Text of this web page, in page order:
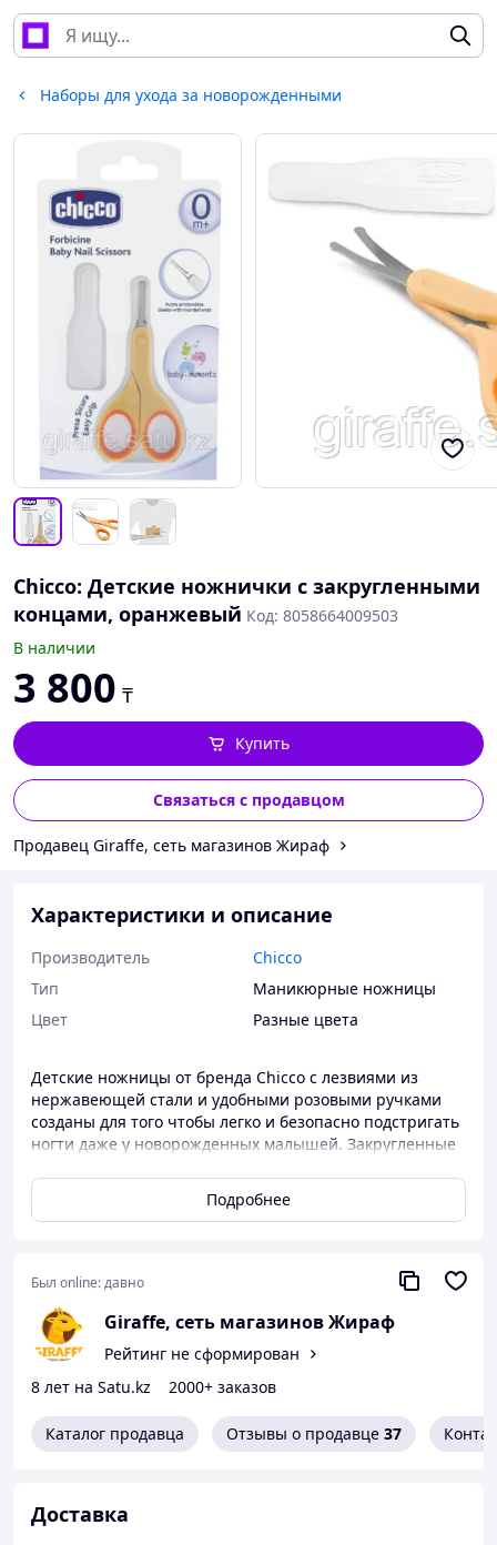
Наборы для ухода за новорожденными
Chicco: Детские ножнички с закругленными
концами, оранжевый Код: 8058664009503
В наличии
3 800 ₸
Купить
Связаться с продавцом
Продавец Giraffe, сеть магазинов Жираф
Характеристики и описание
Производитель
Chicco
Тип
Маникюрные ножницы
Цвет
Разные цвета
Детские ножницы от бренда Chicco с лезвиями из
нержавеющей стали и удобными розовыми ручками
созданы для того чтобы легко и безопасно подстригать
ногти даже у новорожденных малышей. Закругленные
будет вертеться во время использования ножниц.
Удобный чехол для хранения входит в комплект.
нержавеющая сталь Страна дизайна: Италия Страна
Chicco — итальянская марка, представляющая полную
серию предметов для мам и малышей. Все эти
продукты Chicco прошли тщательный контроль
качества и безопасности. Тысячи
исследованиями, испытаниями и совершенствованием
течение многих лет преследует цель, которую легко
Подробнее
Был online:давно
Giraffe, сеть магазинов Жираф
Рейтинг не сформирован
8 лет на Satu.kz
2000+ заказов
Каталог продавца Отзывы о продавце 37
Доставка